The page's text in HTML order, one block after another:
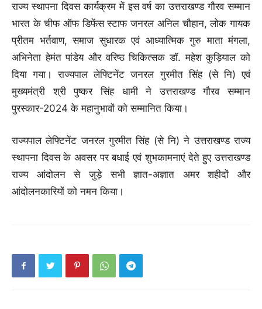
राज्य स्थापना दिवस कार्यक्रम में इस वर्ष का उत्तराखण्ड गौरव सम्मान
भारत के चीफ ऑफ डिफेंस स्टाफ जनरल अनिल चौहान, लोक गायक
प्रीतम भर्तवाण, समाज सुधारक एवं आध्यात्मिक गुरु माता मंगला,
अभिनेता हेमंत पांडेय और वरिष्ठ चिकित्सक डॉ. महेश कुड़ियाल को
दिया गया। राज्यपाल लेफ्टिनेंट जनरल गुरमीत सिंह (से नि) एवं
मुख्यमंत्री श्री पुष्कर सिंह धामी ने उत्तराखण्ड गौरव सम्मान
पुरस्कार-2024 के महानुभावों को सम्मानित किया।
राज्यपाल लेफ्टिनेंट जनरल गुरमीत सिंह (से नि) ने उत्तराखण्ड राज्य
स्थापना दिवस के अवसर पर बधाई एवं शुभकामनाएं देते हुए उत्तराखण्ड
राज्य आंदोलन से जुड़े सभी ज्ञात-अज्ञात अमर शहीदों और
आंदोलनकारियों को नमन किया।